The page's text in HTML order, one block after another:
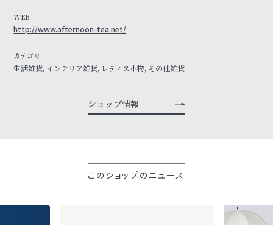
WEB
http://www.afternoon-tea.net/
カテゴリ
生活雑貨, インテリア雑貨, レディス小物, その他雑貨
ショップ情報
このショップのニュース